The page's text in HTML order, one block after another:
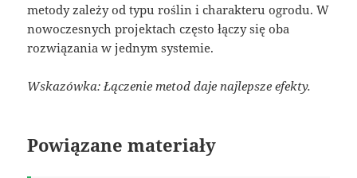
metody zależy od typu roślin i charakteru ogrodu. W
nowoczesnych projektach często łączy się oba
rozwiązania w jednym systemie.
Wskazówka: Łączenie metod daje najlepsze efekty.
Powiązane materiały